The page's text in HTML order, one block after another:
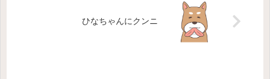
ひなちゃんにクンニ